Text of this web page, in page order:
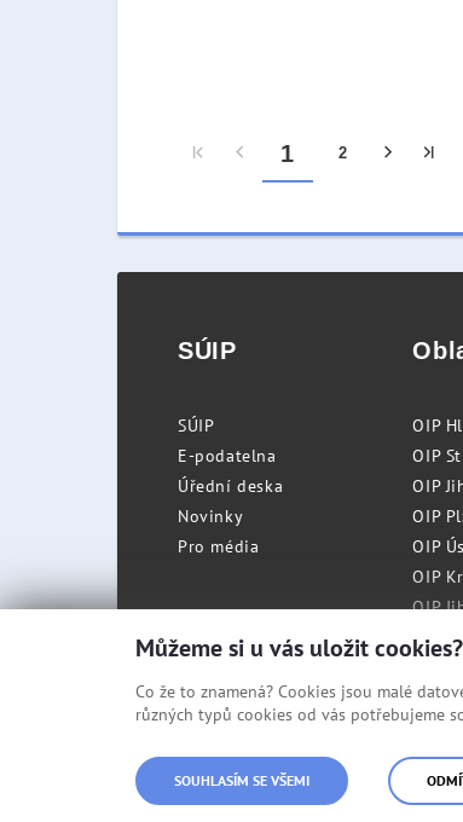
1 2
SÚIP
SÚIP
E-podatelna
Úřední deska
Novinky
Pro média
OIP
OIP
OIP
OIP
OIP
OIP
OIP
OIP
© Státní úřad inspekce práce
Můžeme si u vás uložit cookies?
Co že to znamená? Cookies jsou malé
různých typů cookies od vás potřebujeme
SOUHLASÍM SE VŠEMI